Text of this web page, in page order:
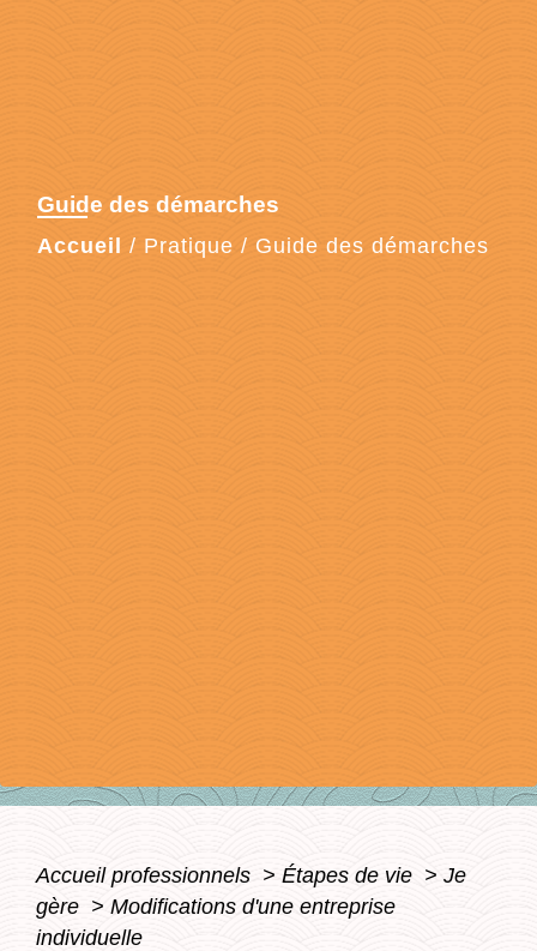
Guide des démarches
Accueil / Pratique / Guide des démarches
Accueil professionnels > Étapes de vie > Je
gère > Modifications d'une entreprise
individuelle